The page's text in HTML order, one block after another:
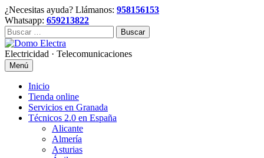
Skip
to
content
¿Necesitas ayuda? Llámanos: 958156153
Whatsapp: 659213822
Buscar:
Electricidad · Telecomunicaciones
Menú
Inicio
Tienda online
Servicios en Granada
Técnicos 2.0 en España
Alicante
Almería
Asturias